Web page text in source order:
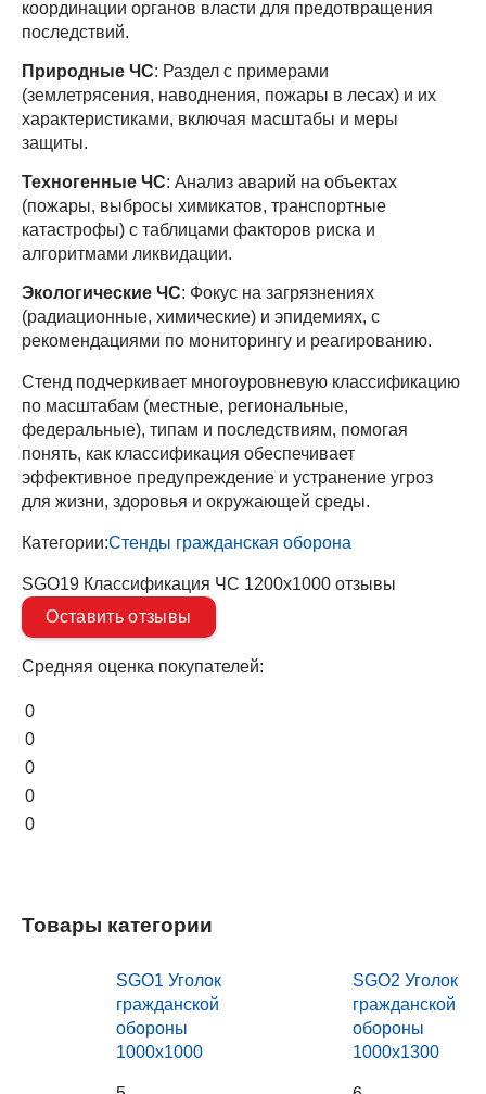
координации органов власти для предотвращения
последствий.
Природные ЧС: Раздел с примерами
(землетрясения, наводнения, пожары в лесах) и их
характеристиками, включая масштабы и меры
защиты.
Техногенные ЧС: Анализ аварий на объектах
(пожары, выбросы химикатов, транспортные
катастрофы) с таблицами факторов риска и
алгоритмами ликвидации.
Экологические ЧС: Фокус на загрязнениях
(радиационные, химические) и эпидемиях, с
рекомендациями по мониторингу и реагированию.
Стенд подчеркивает многоуровневую классификацию
по масштабам (местные, региональные,
федеральные), типам и последствиям, помогая
понять, как классификация обеспечивает
эффективное предупреждение и устранение угроз
для жизни, здоровья и окружающей среды.
Категории:Стенды гражданская оборона
SGO19 Классификация ЧС 1200х1000 отзывы
Оставить отзывы
Средняя оценка покупателей:
0
0
0
0
0
Товары категории
SGO1 Уголок
гражданской
обороны
1000х1000
SGO2 Уголок
гражданской
обороны
1000х1300